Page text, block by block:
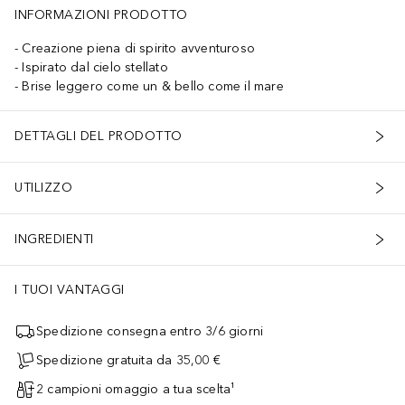
INFORMAZIONI PRODOTTO
Creazione piena di spirito avventuroso
Ispirato dal cielo stellato
Brise leggero come un & bello come il mare
DETTAGLI DEL PRODOTTO
UTILIZZO
INGREDIENTI
I TUOI VANTAGGI
Spedizione consegna entro 3/6 giorni
Spedizione gratuita da 35,00 €
2 campioni omaggio a tua scelta¹